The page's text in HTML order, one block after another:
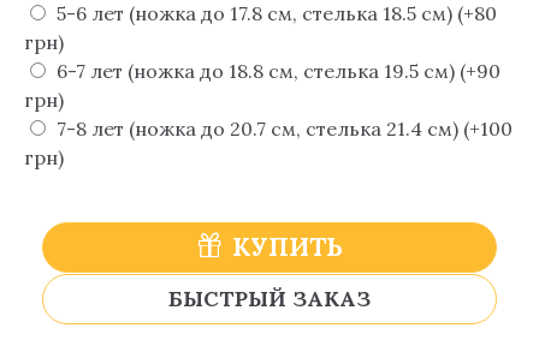
5-6 лет (ножка до 17.8 см, стелька 18.5 см) (+80
грн)
6-7 лет (ножка до 18.8 см, стелька 19.5 см) (+90
грн)
7-8 лет (ножка до 20.7 см, стелька 21.4 см) (+100
грн)
КУПИТЬ
БЫСТРЫЙ ЗАКАЗ